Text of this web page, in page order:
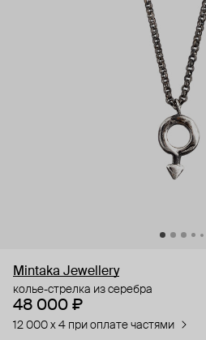
Mintaka Jewellery
колье-стрелка из серебра
48 000 ₽
12 000 x 4 при оплате частями